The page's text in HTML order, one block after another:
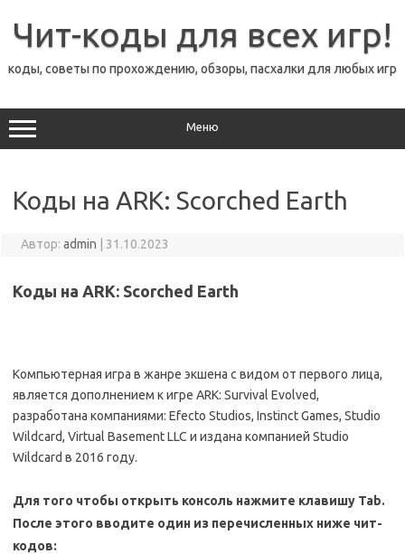
содержимому
Чит-коды для всех игр!
коды, советы по прохождению, обзоры, пасхалки для любых игр
Меню
Коды на ARK: Scorched Earth
Автор: admin 31.10.2023
Коды на ARK: Scorched Earth
Компьютерная игра в жанре экшена с видом от первого лица,
является дополнением к игре ARK: Survival Evolved,
разработана компаниями: Efecto Studios, Instinct Games, Studio
Wildcard, Virtual Basement LLC и издана компанией Studio
Wildcard в 2016 году.
Для того чтобы открыть консоль нажмите клавишу Tab.
После этого вводите один из перечисленных ниже чит-
кодов: